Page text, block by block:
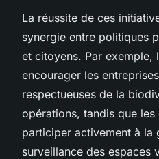
La réussite de ces
synergie entre politiques
et citoyens. Par exemple,
encourager les
respectueuses de la
opérations, tandis que
participer activement à la
surveillance des espaces